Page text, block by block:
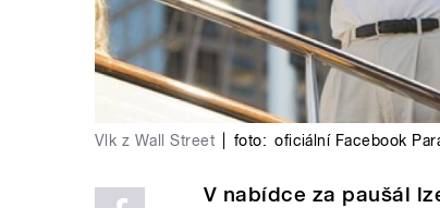
Vlk z Wall Street foto: oficiální Facebook
V nabídce za paušál